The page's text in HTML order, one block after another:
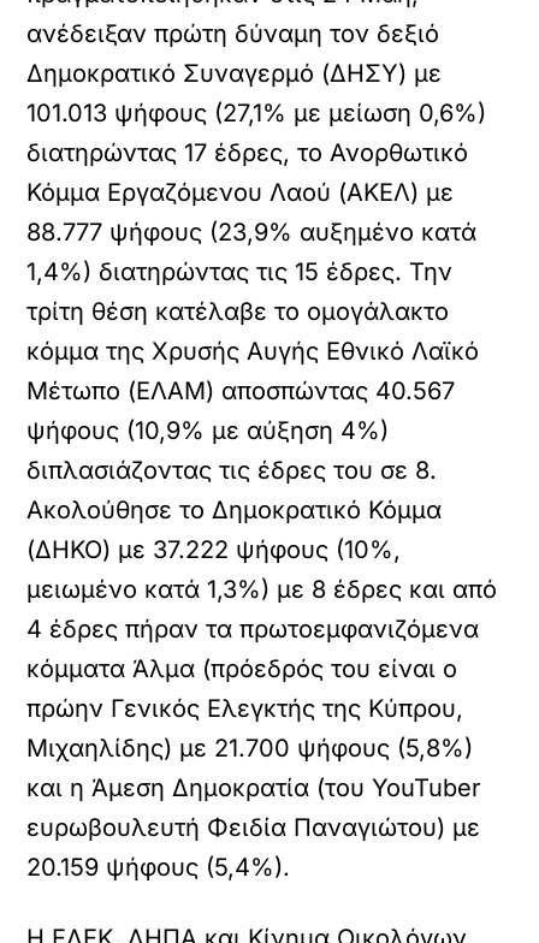
ανέδειξαν πρώτη δύναμη τον δεξιό
Δημοκρατικό Συναγερμό (ΔΗΣΥ) με
101.013 ψήφους (27,1% με μείωση 0,6%)
διατηρώντας 17 έδρες, το Ανορθωτικό
Κόμμα Εργαζόμενου Λαού (ΑΚΕΛ) με
88.777 ψήφους (23,9% αυξημένο κατά
1,4%) διατηρώντας τις 15 έδρες. Την
τρίτη θέση κατέλαβε το ομογάλακτο
κόμμα της Χρυσής Αυγής Εθνικό Λαϊκό
Μέτωπο (ΕΛΑΜ) αποσπώντας 40.567
ψήφους (10,9% με αύξηση 4%)
διπλασιάζοντας τις έδρες του σε 8.
Ακολούθησε το Δημοκρατικό Κόμμα
(ΔΗΚΟ) με 37.222 ψήφους (10%,
μειωμένο κατά 1,3%) με 8 έδρες και από
4 έδρες πήραν τα πρωτοεμφανιζόμενα
κόμματα Άλμα (πρόεδρός του είναι ο
πρώην Γενικός Ελεγκτής της Κύπρου,
Μιχαηλίδης) με 21.700 ψήφους (5,8%)
και η Άμεση Δημοκρατία (του YouTuber
ευρωβουλευτή Φειδία Παναγιώτου) με
20.159 ψήφους (5,4%).